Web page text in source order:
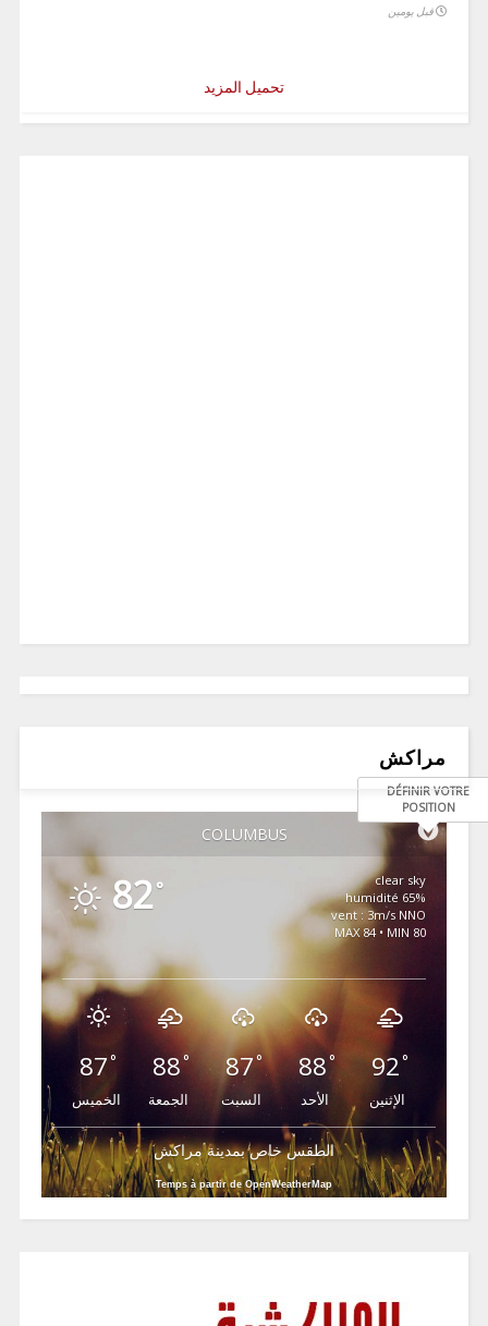
قبل يومين
تحميل المزيد
مراكش
COLUMBUS
DÉFINIR VOTRE
POSITION
82 °
clear sky
65% humidité
vent : 3m/s NNO
MAX 84 • MIN 80
87°
الخميس
88°
الجمعة
87°
السبت
88°
الأحد
92°
الإثنين
الطقس خاص بمدينة مراكش
Temps à partir de OpenWeatherMap